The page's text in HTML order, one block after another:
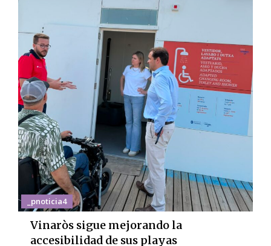
_pnoticia4
Vinaròs sigue mejorando la
accesibilidad de sus playas